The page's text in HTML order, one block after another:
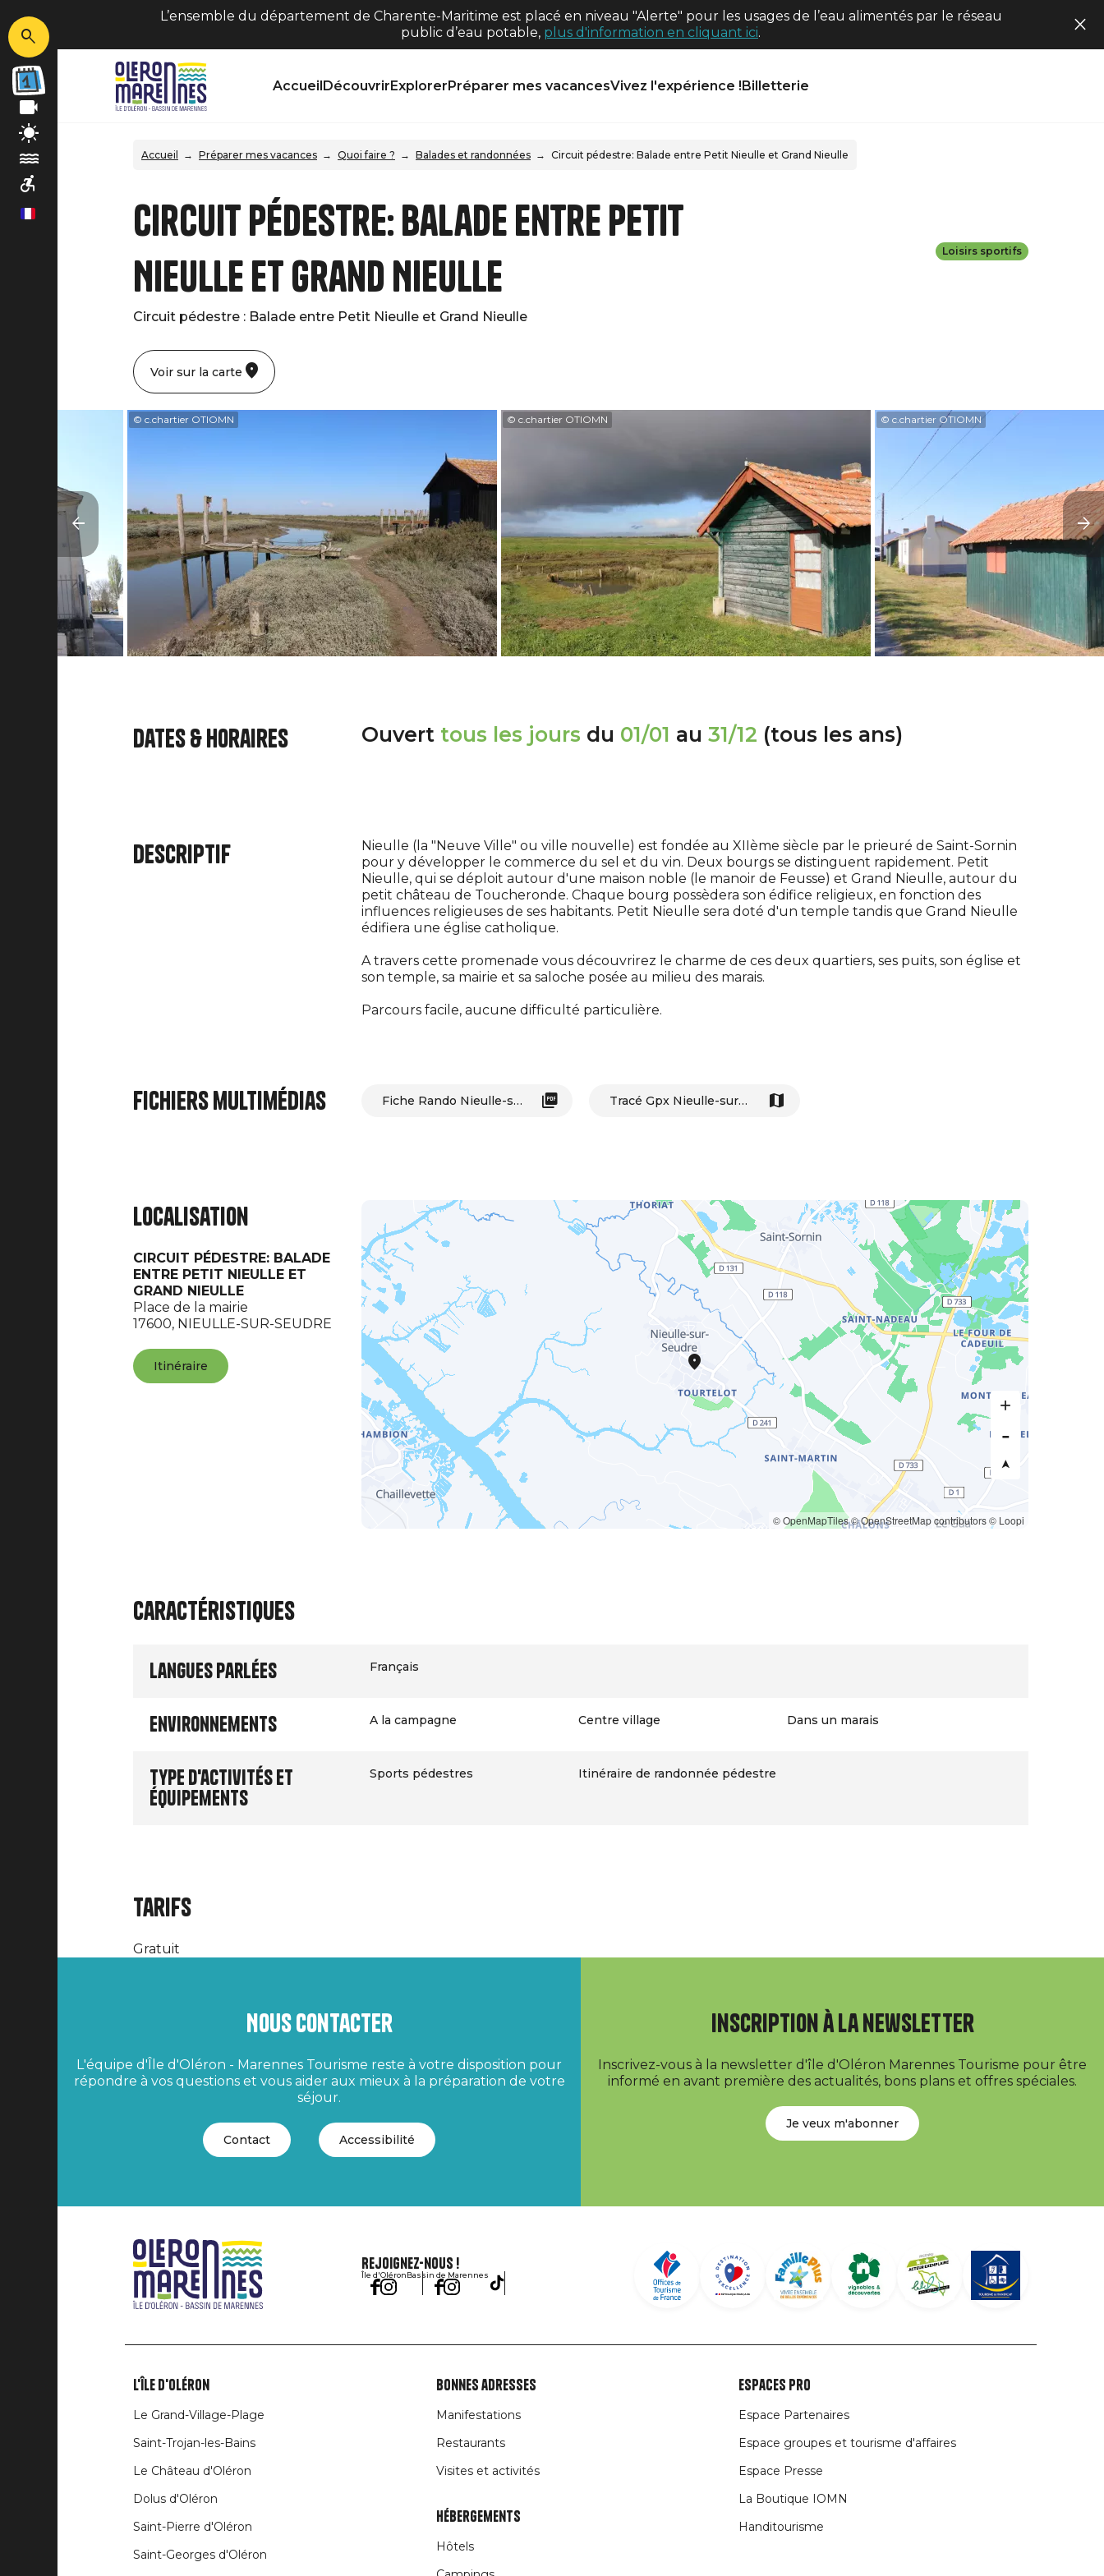
L’ensemble du département de Charente-Maritime est placé en niveau "Alerte" pour les usages de l’eau alimentés par le réseau
public d’eau potable, plus d'information en cliquant ici.
fr
AccueilDécouvrirExplorerPréparer mes vacancesVivez l'expérience !Billetterie
Accueil Préparer mes vacances Quoi faire ? Balades et randonnées Circuit pédestre: Balade entre Petit Nieulle et Grand Nieulle
Circuit pédestre: Balade entre Petit
Nieulle et Grand Nieulle
Circuit pédestre : Balade entre Petit Nieulle et Grand Nieulle
Loisirs sportifs
Voir sur la carte
© c.chartier OTIOMN © c.chartier OTIOMN © c.chartier OTIOMN
Dates & horaires Ouvert tous les jours du 01/01 au 31/12 (tous les ans)
Descriptif
Nieulle (la "Neuve Ville" ou ville nouvelle) est fondée au XIIème siècle par le prieuré de Saint-Sornin
pour y développer le commerce du sel et du vin. Deux bourgs se distinguent rapidement. Petit
Nieulle, qui se déploit autour d'une maison noble (le manoir de Feusse) et Grand Nieulle, autour du
petit château de Toucheronde. Chaque bourg possèdera son édifice religieux, en fonction des
influences religieuses de ses habitants. Petit Nieulle sera doté d'un temple tandis que Grand Nieulle
édifiera une église catholique.
A travers cette promenade vous découvrirez le charme de ces deux quartiers, ses puits, son église et
son temple, sa mairie et sa saloche posée au milieu des marais.
Parcours facile, aucune difficulté particulière.
Fichiers multimédias Fiche Rando Nieulle-sur-Seudre Tracé Gpx Nieulle-sur-Seudre
Localisation
CIRCUIT PÉDESTRE: BALADE
ENTRE PETIT NIEULLE ET
GRAND NIEULLE
Place de la mairie
17600, NIEULLE-SUR-SEUDRE
Itinéraire
© OpenMapTiles© OpenStreetMap contributors© Loopi
Caractéristiques
Langues parlées Français
Environnements A la campagne Centre village Dans un marais
Type d'activités et
équipements
Sports pédestres Itinéraire de randonnée pédestre
Tarifs
Gratuit
Nous contacter
L'équipe d'Île d'Oléron - Marennes Tourisme reste à votre disposition pour
répondre à vos questions et vous aider aux mieux à la préparation de votre
séjour.
Contact Accessibilité
Inscription à la newsletter
Inscrivez-vous à la newsletter d'île d'Oléron Marennes Tourisme pour être
informé en avant première des actualités, bons plans et offres spéciales.
Je veux m'abonner
Rejoignez-nous !
Île d'OléronBassin de Marennes
Liens
rubriques
L'île d'Oléron
Le Grand-Village-Plage
Saint-Trojan-les-Bains
Le Château d'Oléron
Dolus d'Oléron
Saint-Pierre d'Oléron
Saint-Georges d'Oléron
Bonnes adresses
Manifestations
Restaurants
Visites et activités
Hébergements
Hôtels
Espaces Pro
Espace Partenaires
Espace groupes et tourisme d'affaires
Espace Presse
La Boutique IOMN
Handitourisme